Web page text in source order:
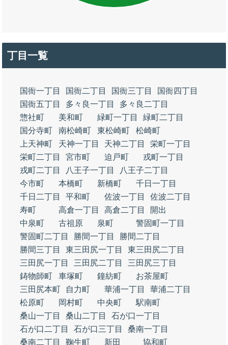
丁目一覧
国衙一丁目 国衙二丁目 国衙三丁目
国衙四丁目
国衙五丁目
多々良一丁目
多々良二丁目
惣社町
美和町 緑町一丁目
緑町二丁目
国分寺町
南松崎町 東松崎町
松崎町
上天神町
天神一丁目 天神二丁目
栄町一丁目
栄町二丁目
宮市町 迫戸町
戎町一丁目
戎町二丁目
八王子一丁目
八王子二丁目
今市町
本橋町 新橋町
千日一丁目
千日二丁目
平和町 佐波一丁目
佐波二丁目
寿町
高倉一丁目 高倉二丁目
開出
中泉町
古祖原 泉町
警固町一丁目
警固町二丁目
勝間一丁目
勝間二丁目
勝間三丁目
東三田尻一丁目
東三田尻二丁目
三田尻一丁目
三田尻二丁目
三田尻三丁目
鋳物師町
車塚町 鐘紡町
お茶屋町
三田尻本町
自力町 華浦一丁目
華浦二丁目
松原町
岡村町 中央町
駅南町
桑山一丁目
桑山二丁目
石が口一丁目
石が口二丁目
石が口三丁目
桑南一丁目
桑南二丁目
鞠生町 新田 協和町